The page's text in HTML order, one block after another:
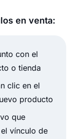
en venta:
con el
o tienda
clic en el
producto
que
vínculo de